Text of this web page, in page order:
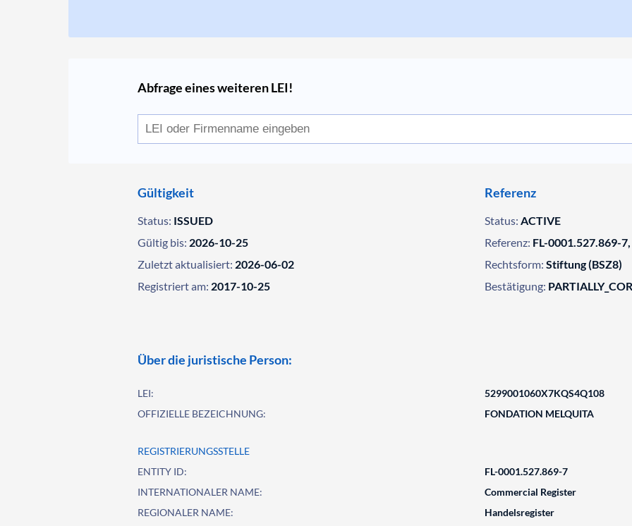
Abfrage eines weiteren LEI!
Gültigkeit
Status: ISSUED
Gültig bis: 2026-10-25
Zuletzt aktualisiert: 2026-06-02
Registriert am: 2017-10-25
Referenz
Status: ACTIVE
Referenz: FL-0001.527.869-
Rechtsform: Stiftung (BSZ8)
Bestätigung:
Über die juristische Person:
LEI:
5299001060X7KQS4Q108
OFFIZIELLE BEZEICHNUNG:
FONDATION MELQUITA
REGISTRIERUNGSSTELLE
ENTITY ID:
FL-0001.527.869-7
INTERNATIONALER NAME:
Commercial Register
REGIONALER NAME:
Handelsregister